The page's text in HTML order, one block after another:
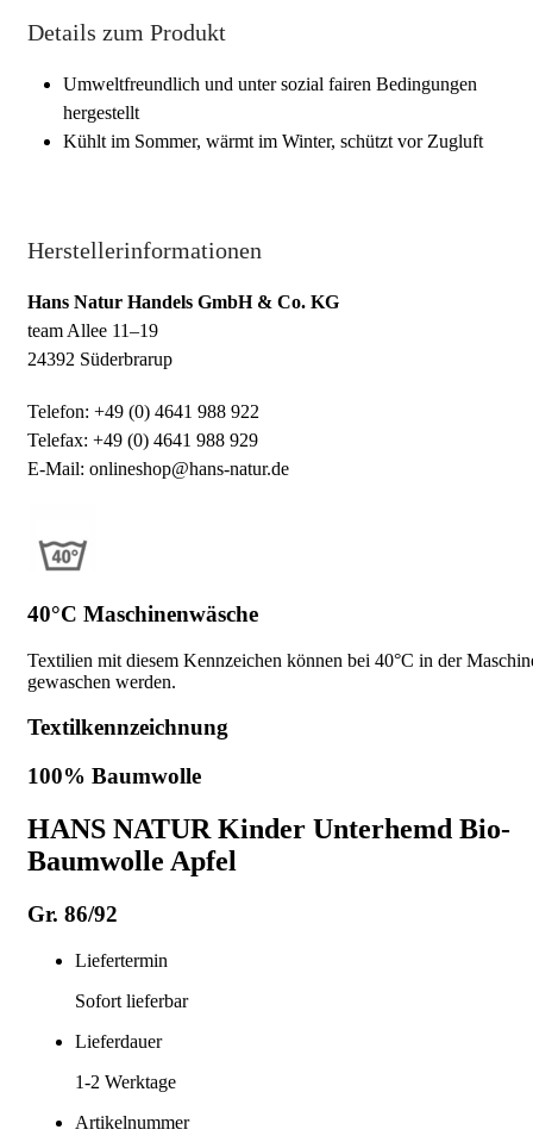
Details zum Produkt
Umweltfreundlich und unter sozial fairen Bedingungen
hergestellt
Kühlt im Sommer, wärmt im Winter, schützt vor Zugluft
Herstellerinformationen
Hans Natur Handels GmbH & Co. KG
team Allee 11–19
24392 Süderbrarup
Telefon: +49 (0) 4641 988 922
Telefax: +49 (0) 4641 988 929
E-Mail: onlineshop@hans-natur.de
40°C Maschinenwäsche
Textilien mit diesem Kennzeichen können bei 40°C in der
gewaschen werden.
Textilkennzeichnung
100% Baumwolle
HANS NATUR Kinder Unterhemd Bio-
Baumwolle Apfel
Gr. 86/92
Liefertermin
Sofort lieferbar
Lieferdauer
1-2 Werktage
Artikelnummer